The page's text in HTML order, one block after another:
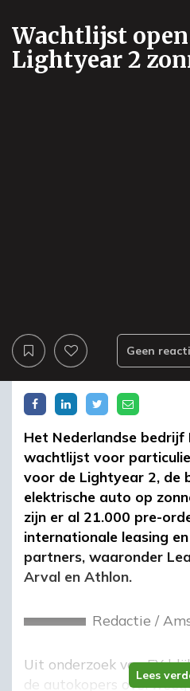
Wachtlijst
Lightyear 2
Geen
Lees
Het Nederlandse
wachtlijst voor
voor de Lightyear 2, de
elektrische auto op
zijn er al 21.000 pre-
internationale leasing
partners, waaronder
Arval en Athlon.
Redactie /
Uit onderzoek van EY
de autokopers